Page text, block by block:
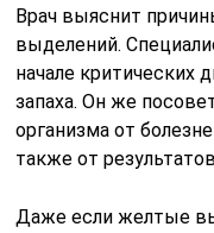
Врач выяснит
выделений.
начале критических
запаха. Он же
организма от
также от
Даже если желтые